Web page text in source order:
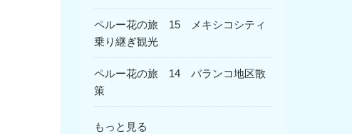
ペルー花の旅 15 メキシコシティ
乗り継ぎ観光
ペルー花の旅 14 バランコ地区散
策
もっと見る